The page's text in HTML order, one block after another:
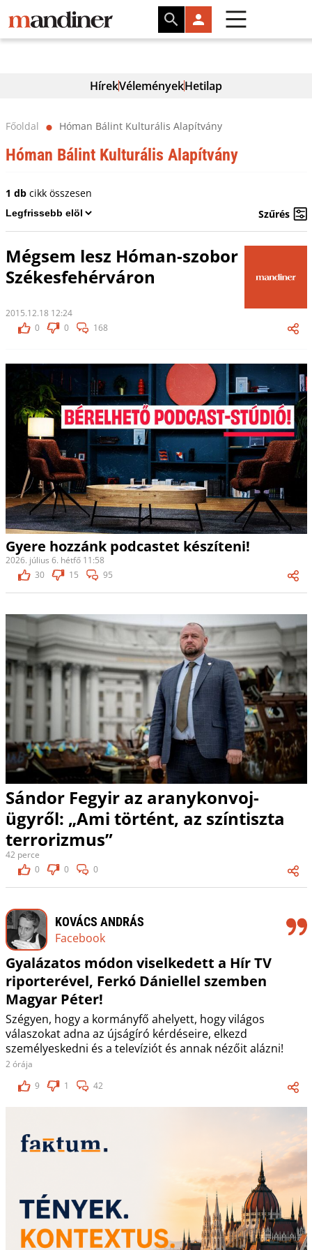
HírekVéleményekHetilap
Főoldal ⬤ Hóman Bálint Kulturális Alapítvány
Hóman Bálint Kulturális Alapítvány
1 dbcikk összesen
Szűrés
Mégsem lesz Hóman-szobor
Székesfehérváron
2015.12.18 12:24
0
0 168
Gyere hozzánk podcastet készíteni!
2026. július 6. hétfő 11:58
30
15 95
Sándor Fegyir az aranykonvoj-
ügyről: „Ami történt, az színtiszta
terrorizmus”
42 perce
0
0 0
KOVÁCS ANDRÁS
Facebook
Gyalázatos módon viselkedett a Hír TV
riporterével, Ferkó Dániellel szemben
Magyar Péter!
Szégyen, hogy a kormányfő ahelyett, hogy világos
válaszokat adna az újságíró kérdéseire, elkezd
személyeskedni és a televíziót és annak nézőit alázni!
2 órája
9
1 42